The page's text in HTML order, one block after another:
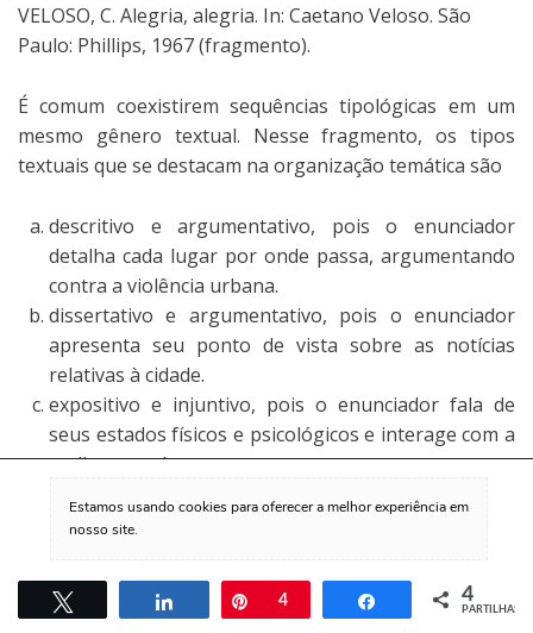
VELOSO, C. Alegria, alegria. In: Caetano Veloso. São
Paulo: Phillips, 1967 (fragmento).
É comum coexistirem sequências tipológicas em um
mesmo gênero textual. Nesse fragmento, os tipos
textuais que se destacam na organização temática são
descritivo e argumentativo, pois o enunciador
detalha cada lugar por onde passa, argumentando
contra a violência urbana.
dissertativo e argumentativo, pois o enunciador
apresenta seu ponto de vista sobre as notícias
relativas à cidade.
expositivo e injuntivo, pois o enunciador fala de
seus estados físicos e psicológicos e interage com a
mulher amada.
narrativo e descritivo, pois o enunciador conta
sobre suas andanças pelas ruas da cidade ao
narrativo e injuntivo, pois o enunciador ensina o
interlocutor como andar pelas ruas da cidade
Estamos usando cookies para oferecer a melhor experiência em
nosso site.
Partilhar Pin
4 Partilhar 4
PARTILHAS